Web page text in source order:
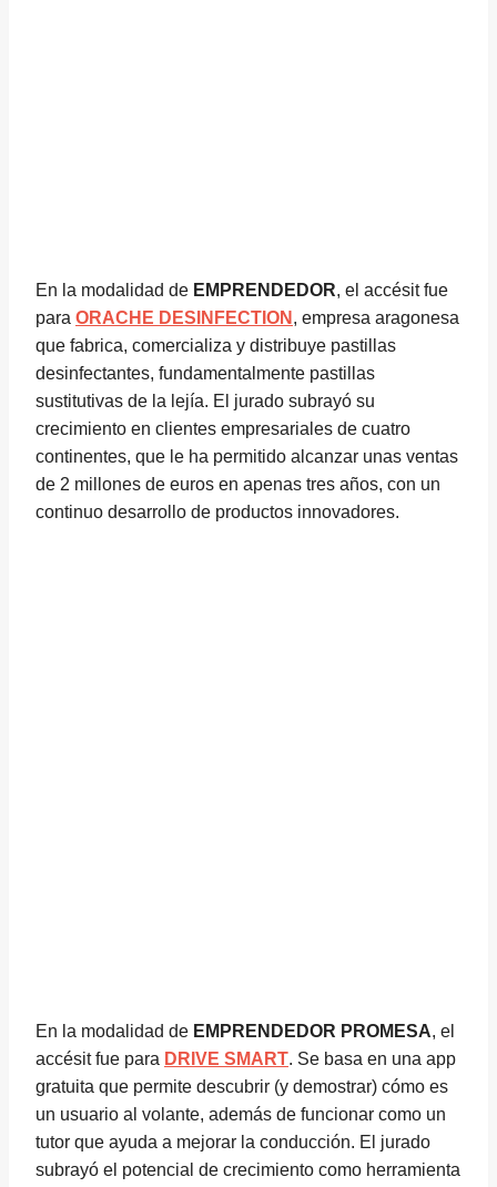
En la modalidad de EMPRENDEDOR, el accésit fue
para ORACHE DESINFECTION , empresa aragonesa
que fabrica, comercializa y distribuye pastillas
desinfectantes, fundamentalmente pastillas
sustitutivas de la lejía. El jurado subrayó su
crecimiento en clientes empresariales de cuatro
continentes, que le ha permitido alcanzar unas ventas
de 2 millones de euros en apenas tres años, con un
continuo desarrollo de productos innovadores.
En la modalidad de EMPRENDEDOR PROMESA, el
accésit fue para DRIVE SMART. Se basa en una app
gratuita que permite descubrir (y demostrar) cómo es
un usuario al volante, además de funcionar como un
tutor que ayuda a mejorar la conducción. El jurado
subrayó el potencial de crecimiento como herramienta